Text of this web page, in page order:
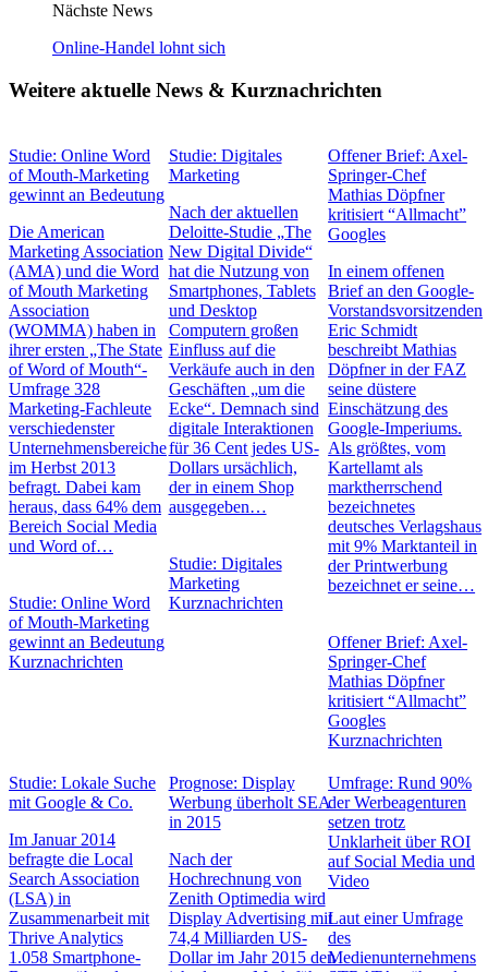
Nächste News
Online-Handel lohnt sich
Weitere aktuelle News & Kurznachrichten
Studie: Online Word
of Mouth-Marketing
gewinnt an Bedeutung
Die American
Marketing Association
(AMA) und die Word
of Mouth Marketing
Association
(WOMMA) haben in
ihrer ersten „The State
of Word of Mouth“-
Umfrage 328
Marketing-Fachleute
verschiedenster
Unternehmensbereiche
im Herbst 2013
befragt. Dabei kam
heraus, dass 64% dem
Bereich Social Media
und Word of…
Studie: Online Word
of Mouth-Marketing
gewinnt an Bedeutung
Kurznachrichten
Studie: Digitales
Marketing
Nach der aktuellen
Deloitte-Studie „The
New Digital Divide“
hat die Nutzung von
Smartphones, Tablets
und Desktop
Computern großen
Einfluss auf die
Verkäufe auch in den
Geschäften „um die
Ecke“. Demnach sind
digitale Interaktionen
für 36 Cent jedes US-
Dollars ursächlich,
der in einem Shop
ausgegeben…
Studie: Digitales
Marketing
Kurznachrichten
Offener Brief: Axel-
Springer-Chef
Mathias Döpfner
kritisiert “Allmacht”
Googles
In einem offenen
Brief an den Google-
Vorstandsvorsitzenden
Eric Schmidt
beschreibt Mathias
Döpfner in der FAZ
seine düstere
Einschätzung des
Google-Imperiums.
Als größtes, vom
Kartellamt als
marktherrschend
bezeichnetes
deutsches Verlagshaus
mit 9% Marktanteil in
der Printwerbung
bezeichnet er seine…
Offener Brief: Axel-
Springer-Chef
Mathias Döpfner
kritisiert “Allmacht”
Googles
Kurznachrichten
Studie: Lokale Suche
mit Google & Co.
Im Januar 2014
befragte die Local
Search Association
(LSA) in
Zusammenarbeit mit
Thrive Analytics
1.058 Smartphone-
Prognose: Display
Werbung überholt SEA
in 2015
Nach der
Hochrechnung von
Zenith Optimedia wird
Display Advertising mit
74,4 Milliarden US-
Dollar im Jahr 2015 den
Umfrage: Rund 90%
der Werbeagenturen
setzen trotz
Unklarheit über ROI
auf Social Media und
Video
Laut einer Umfrage
des
Medienunternehmens